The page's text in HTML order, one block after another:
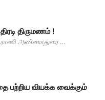
திருமணம் !
ராணி அண்ணாதுரை ...
பற்றிய வியக்க வைக்கும்